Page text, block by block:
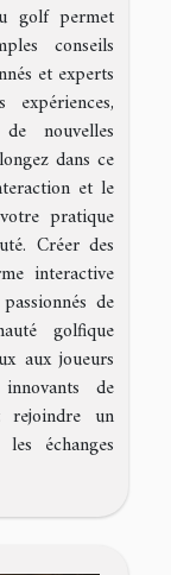
golf permet
conseils
et experts
nouvelles
dans ce
et le
pratique
Créer des
interactive
de
golfique
aux joueurs
de
rejoindre un
échanges